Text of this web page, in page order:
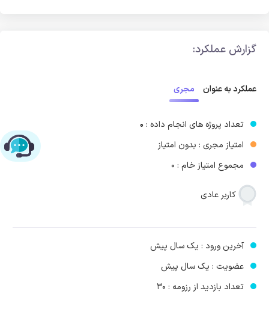
گزارش عملکرد:
عملکرد به عنوان مجری
تعداد پروژه های انجام داده : 0
امتیاز مجری : بدون امتیاز
مجموع امتیاز خام : 0
کاربر عادی
آخرین ورود : یک سال پیش
عضویت : یک سال پیش
تعداد بازدید از رزومه : 30
چت با پشتیبانی پارس‌کدرز